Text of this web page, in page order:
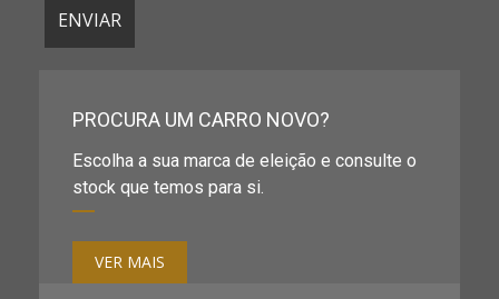
PROCURA UM CARRO NOVO?
Escolha a sua marca de eleição e consulte o
stock que temos para si.
VER MAIS